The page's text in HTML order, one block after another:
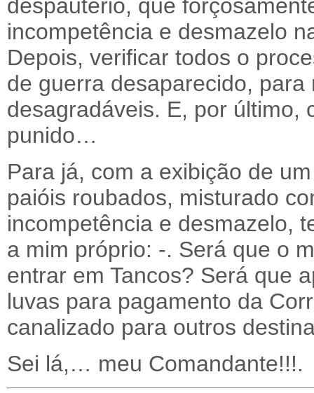
despautério, que
incompetência e desmazelo
Depois, verificar todos o
de guerra desaparecido,
desagradáveis. E, por último,
punido…
Para já, com a exibição de
paióis roubados, misturado
incompetência e desmazelo,
a mim próprio: -. Será que o
entrar em Tancos? Será que
luvas para pagamento da
canalizado para outros
Sei lá,… meu Comandante!!!.